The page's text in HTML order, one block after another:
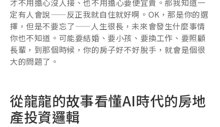
才不用擔心沒人接、也不用擔心要便宜賣。那我知道一
定有人會說——反正我就自住就好啊。OK，那是你的選
擇，但是不要忘了——人生很長，未來會發生什麼事情
你也不知道。可能要結婚、要小孩、要換工作、要照顧
長輩，到那個時候，你的房子好不好脫手，就會是個很
大的問題了。
從龍龍的故事看懂AI時代的房地
產投資邏輯